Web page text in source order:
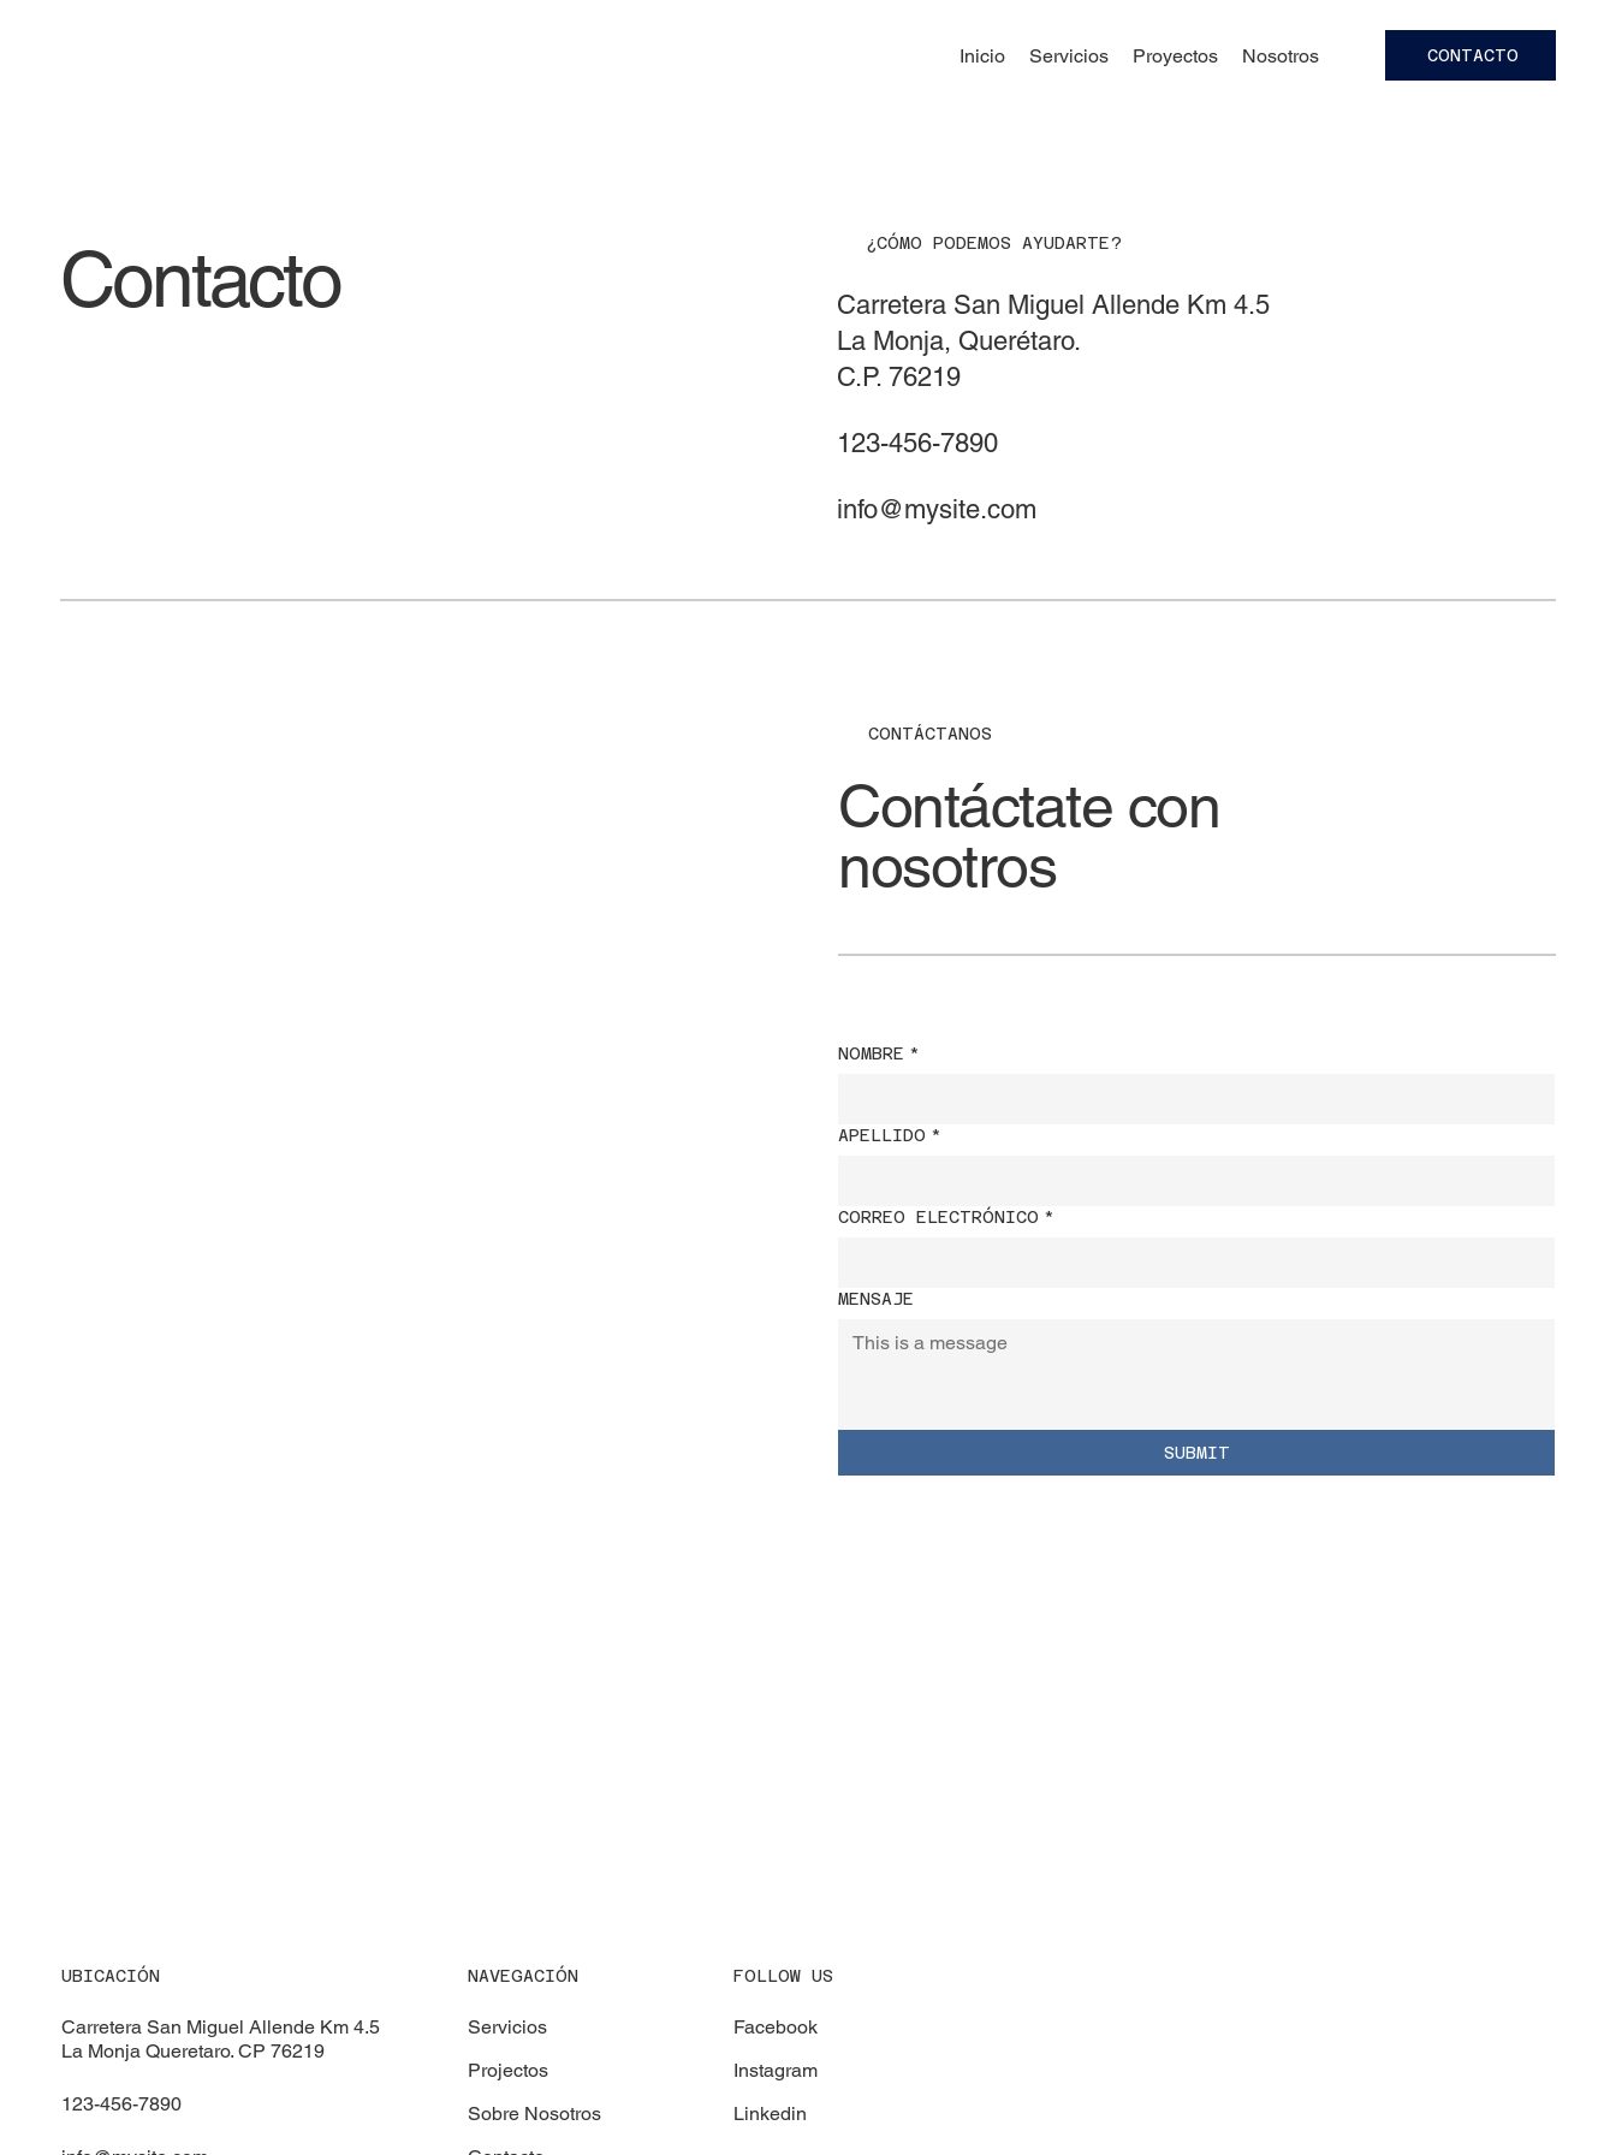
Inicio Servicios Proyectos Nosotros CONTACTO
Contacto ¿CÓMO PODEMOS AYUDARTE?
Carretera San Miguel Allende Km 4.5
La Monja, Querétaro.
C.P. 76219
123-456-7890
info@mysite.com
CONTÁCTANOS
Contáctate con
nosotros
NOMBRE *
APELLIDO *
CORREO ELECTRÓNICO *
MENSAJE
SUBMIT
UBICACIÓN
Carretera San Miguel Allende Km 4.5
La Monja Queretaro. CP 76219
123-456-7890
NAVEGACIÓN
Servicios
Projectos
Sobre Nosotros
FOLLOW US
Facebook
Instagram
Linkedin